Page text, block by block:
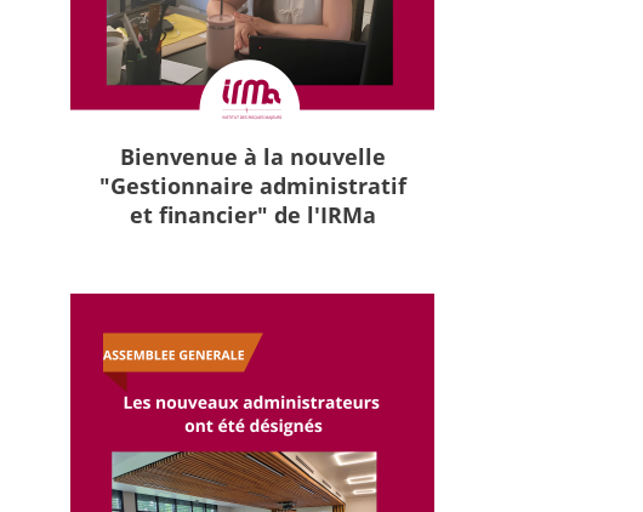
Bienvenue à la nouvelle
"Gestionnaire administratif
et financier" de l'IRMa